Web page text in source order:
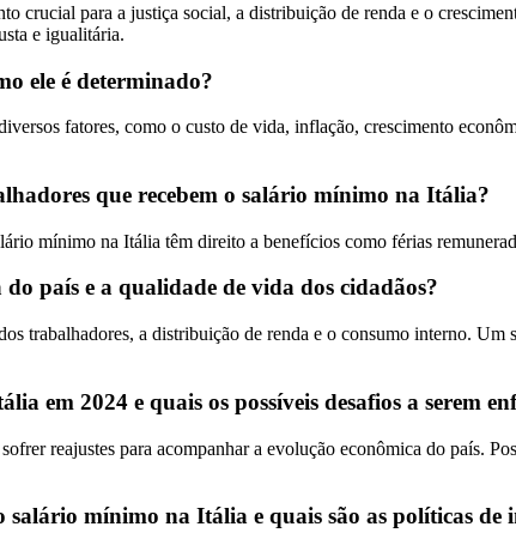
crucial para a justiça social, a distribuição de renda e o
e igualitária.
ele é determinado?
fatores, como o custo de vida, inflação, crescimento
que recebem o salário mínimo na Itália?
mínimo na Itália têm direito a benefícios como férias
país e a qualidade de vida dos cidadãos?
trabalhadores, a distribuição de renda e o consumo interno.
em 2024 e quais os possíveis desafios a serem
reajustes para acompanhar a evolução econômica do país.
mínimo na Itália e quais são as políticas de